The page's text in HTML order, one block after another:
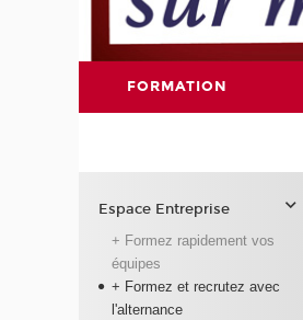
FORMATION
Espace Entreprise
+ Formez rapidement vos
équipes
+ Formez et recrutez avec
l'alternance